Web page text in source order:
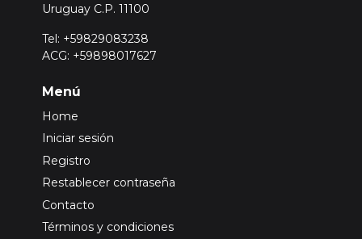
Uruguay C.P. 11100
Tel: +59829083238
ACG: +59898017627
Menú
Home
Iniciar sesión
Registro
Restablecer contraseña
Contacto
Términos y condiciones